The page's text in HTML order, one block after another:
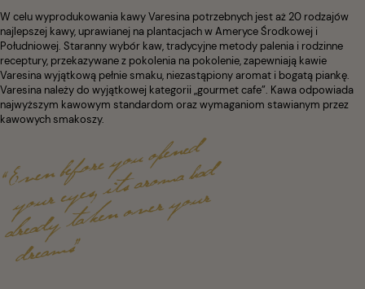
W celu wyprodukowania kawy Varesina potrzebnych jest aż 20 rodzajów
najlepszej kawy, uprawianej na plantacjach w Ameryce Środkowej i
Południowej. Staranny wybór kaw, tradycyjne metody palenia i rodzinne
receptury, przekazywane z pokolenia na pokolenie, zapewniają kawie
Varesina wyjątkową pełnie smaku, niezastąpiony aromat i bogatą piankę.
Varesina należy do wyjątkowej kategorii „gourmet cafe”. Kawa odpowiada
najwyższym kawowym standardom oraz wymaganiom stawianym przez
kawowych smakoszy.